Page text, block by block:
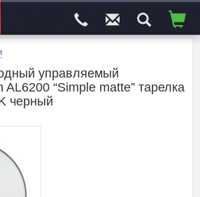
управляемый
AL6200 “Simple matte” тарелка
черный